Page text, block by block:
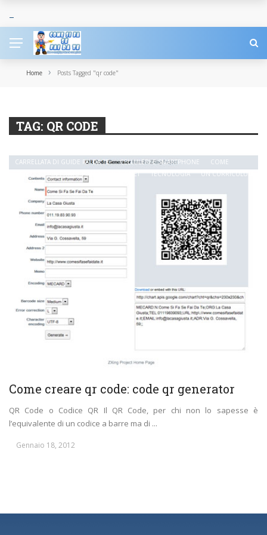
Home › Posts Tagged "qr code"
TAG: QR CODE
CARRELLATA DI GUIDE FAI DA TE CELLULERI E SMARTPHONE
COME
IN PRIMO PIANO INTERNET TECNOLOGIA UN CURRICULUM
Come creare qr code: code qr generator
QR Code o Codice QR Il QR Code, per chi non lo sapesse è
l’equivalente di un codice a barre ma di ...
Gennaio 18, 2012